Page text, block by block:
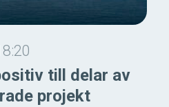
till delar av
projekt